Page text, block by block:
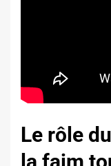
Le rôle